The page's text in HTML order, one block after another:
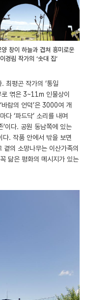
양 창이 하늘과 겹쳐 흥미로운
이경림 작가의 ‘솟대 집’
최평곤 작가의 ‘통일
로 엮은 3~11m 인물상이
람의 언덕’은 3000여 개
다 ‘파드닥’ 소리를 내며
이다. 공원 동남쪽에 있는
다. 작품 안에서 밖을 보면
곁의 소망나무는 이산가족의
닮은 평화의 메시지가 있는